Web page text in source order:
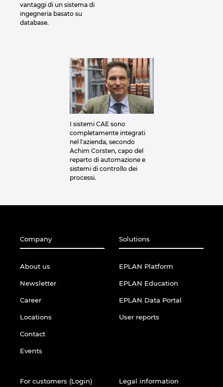
vantaggi di un sistema di
ingegneria basato su
database.
I sistemi CAE sono
completamente integrati
nel l'azienda, secondo
Achim Corsten, capo del
reparto di automazione e
sistemi di controllo dei
processi.
Company
About us
Newsletter
Career
Locations
Contact
Events
Solutions
EPLAN Platform
EPLAN Education
EPLAN Data Portal
User reports
For customers (Login) Legal information